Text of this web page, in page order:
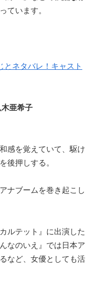
ています。
とネタバレ！キャスト
亜希子
感を覚えていて、駆け
後押しする。
ナブームを巻き起こし
ルテット』に出演した
なのいえ』では日本ア
など、女優としても活